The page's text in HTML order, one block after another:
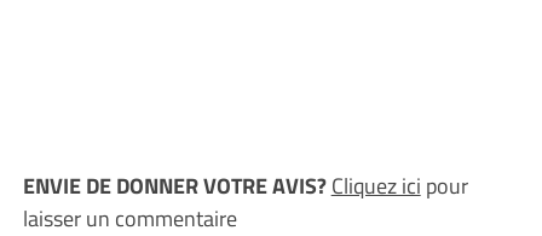
ENVIE DE DONNER VOTRE AVIS?Cliquez ici pour
laisser un commentaire